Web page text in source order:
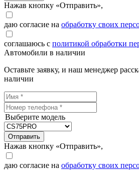
Нажав кнопку «Отправить»,
даю согласие на обработку своих
соглашаюсь с политикой обработки
Автомобили в наличии
Оставьте заявку, и наш менеджер
наличии
Выберите модель
Отправить
Нажав кнопку «Отправить»,
даю согласие на обработку своих